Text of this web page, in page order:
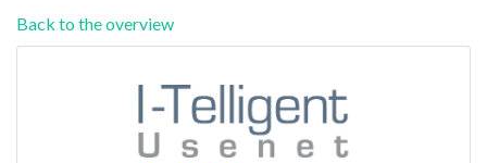
Back to the overview